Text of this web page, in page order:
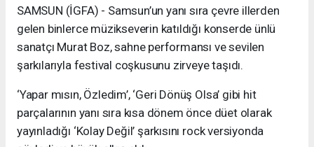
SAMSUN (İGFA) - Samsun’un yanı sıra çevre illerden
gelen binlerce müzikseverin katıldığı konserde ünlü
sanatçı Murat Boz, sahne performansı ve sevilen
şarkılarıyla festival coşkusunu zirveye taşıdı.
‘Yapar mısın, Özledim’, ‘Geri Dönüş Olsa’ gibi hit
parçalarının yanı sıra kısa dönem önce düet olarak
yayınladığı ‘Kolay Değil’ şarkısını rock versiyonda